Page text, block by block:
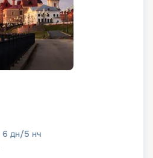
6 дн/5 нч